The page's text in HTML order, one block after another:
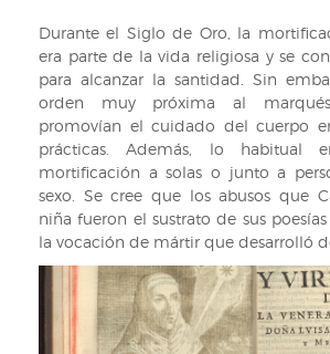
Durante el Siglo de Oro, la
era parte de la vida religiosa y se
para alcanzar la santidad. Sin
orden muy próxima al
promovían el cuidado del cuerpo
prácticas. Además, lo habitual
mortificación a solas o junto a
sexo. Se cree que los abusos que
niña fueron el sustrato de sus
la vocación de mártir que desarrolló